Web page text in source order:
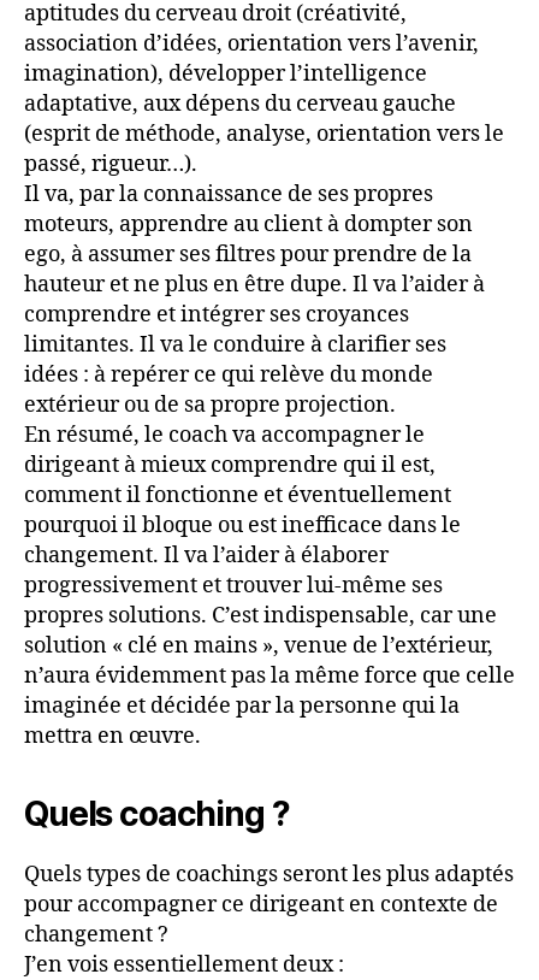
aptitudes du cerveau droit (créativité,
association d’idées, orientation vers l’avenir,
imagination), développer l’intelligence
adaptative, aux dépens du cerveau gauche
(esprit de méthode, analyse, orientation vers le
passé, rigueur…).
Il va, par la connaissance de ses propres
moteurs, apprendre au client à dompter son
ego, à assumer ses filtres pour prendre de la
hauteur et ne plus en être dupe. Il va l’aider à
comprendre et intégrer ses croyances
limitantes. Il va le conduire à clarifier ses
idées : à repérer ce qui relève du monde
extérieur ou de sa propre projection.
En résumé, le coach va accompagner le
dirigeant à mieux comprendre qui il est,
comment il fonctionne et éventuellement
pourquoi il bloque ou est inefficace dans le
changement. Il va l’aider à élaborer
progressivement et trouver lui-même ses
propres solutions. C’est indispensable, car une
solution « clé en mains », venue de l’extérieur,
n’aura évidemment pas la même force que celle
imaginée et décidée par la personne qui la
mettra en œuvre.
Quels coaching ?
Quels types de coachings seront les plus adaptés
pour accompagner ce dirigeant en contexte de
changement ?
J’en vois essentiellement deux :